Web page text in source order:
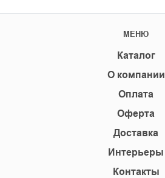
МЕНЮ
Каталог
О компании
Оплата
Оферта
Доставка
Интерьеры
Контакты